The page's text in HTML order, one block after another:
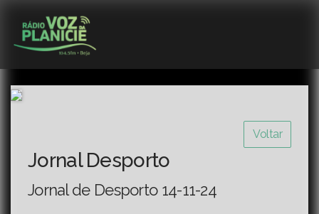
Voltar
Jornal Desporto
Jornal de Desporto 14-11-24